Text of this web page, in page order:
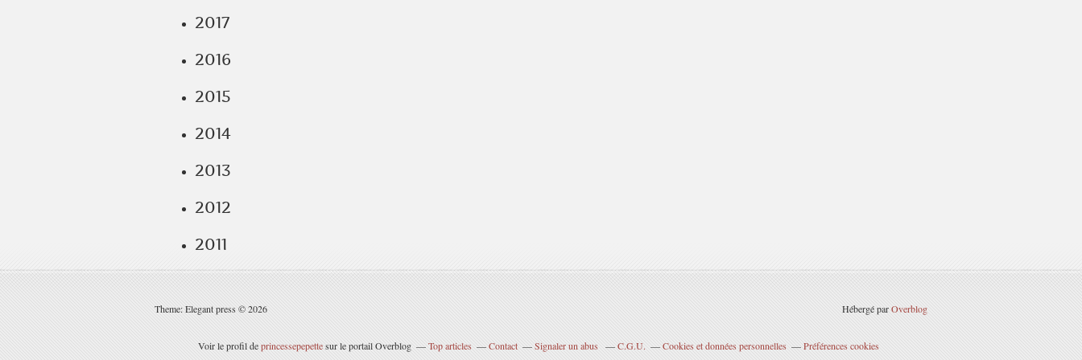
2017
2016
2015
2014
2013
2012
2011
Theme: Elegant press © 2026 Hébergé parOverblog
Voir le profil deprincessepepettesur le portail Overblog Top articles Contact Signaler un abus C.G.U. Cookies et données personnelles Préférences cookies